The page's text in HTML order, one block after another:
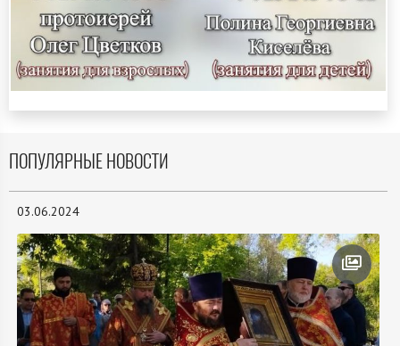
ПОПУЛЯРНЫЕ НОВОСТИ
03.06.2024